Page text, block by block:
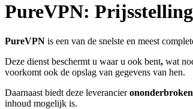
PureVPN:
PureVPN is een van de snelste en meest
Deze dienst beschermt u waar u ook bent, wat
voorkomt ook de opslag van gegevens van hen.
Daarnaast biedt deze leverancier
inhoud mogelijk is.